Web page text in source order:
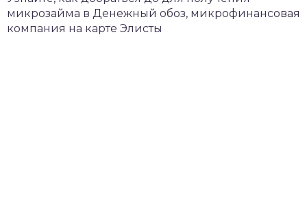
микрозайма в Денежный обоз, микрофинансовая
компания на карте Элисты